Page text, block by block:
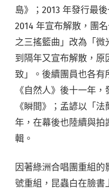
島》；2013 年發行最
2014 年宣布解散，團
之三搖籃曲」改為「微
到隔年又宣布解散，
致」。後續團員也各有
《自然人》後十一年
《瞬間》；孟諺以「
年，在幕後也陸續與拍
輯。
因著綠洲合唱團重組
號重組，昆蟲白在臉書